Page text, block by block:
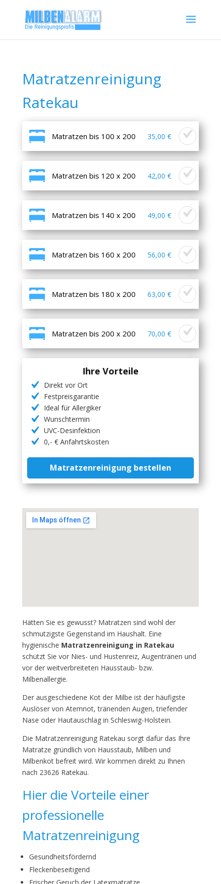
Matratzenreinigung
Ratekau
Matratzen bis 100 x 200 35,00 €
Matratzen bis 120 x 200 42,00 €
Matratzen bis 140 x 200 49,00 €
Matratzen bis 160 x 200 56,00 €
Matratzen bis 180 x 200 63,00 €
Matratzen bis 200 x 200 70,00 €
Ihre Vorteile
Direkt vor Ort
Festpreisgarantie
Ideal für Allergiker
Wunschtermin
UVC-Desinfektion
0,- € Anfahrtskosten
Matratzenreinigung bestellen
Hätten Sie es gewusst? Matratzen sind wohl der
schmutzigste Gegenstand im Haushalt. Eine
hygienische Matratzenreinigung in Ratekau
schützt Sie vor Nies- und Hustenreiz, Augentränen und
vor der weitverbreiteten Hausstaub- bzw.
Milbenallergie.
Der ausgeschiedene Kot der Milbe ist der häufigste
Auslöser von Atemnot, tränenden Augen, triefender
Nase oder Hautauschlag in Schleswig-Holstein.
Die Matratzenreinigung Ratekau sorgt dafür das Ihre
Matratze gründlich von Hausstaub, Milben und
Milbenkot befreit wird. Wir kommen direkt zu Ihnen
nach 23626 Ratekau.
Hier die Vorteile einer
professionelle
Matratzenreinigung
Gesundheitsfördernd
Fleckenbeseitigend